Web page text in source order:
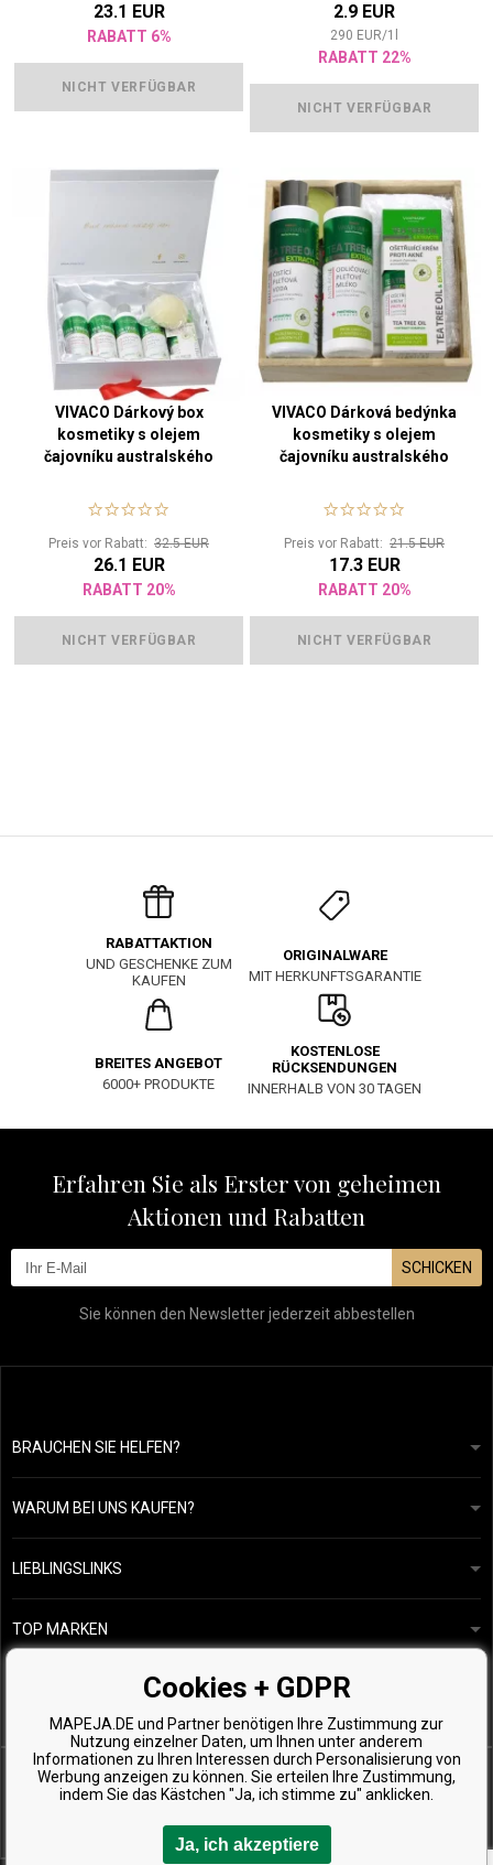
23.1 EUR
RABATT 6%
NICHT VERFÜGBAR
2.9 EUR
290 EUR/1
RABATT 22%
NICHT VERFÜGBAR
VIVACO Dárkový box
kosmetiky s olejem
čajovníku australského
Preis vor Rabatt: 32.5 EUR
26.1 EUR
RABATT 20%
NICHT VERFÜGBAR
VIVACO Dárková bedýnka
kosmetiky s olejem
čajovníku australského
Preis vor Rabatt: 21.5 EUR
17.3 EUR
RABATT 20%
NICHT VERFÜGBAR
RABATTAKTION
UND GESCHENKE ZUM
KAUFEN
ORIGINALWARE
MIT HERKUNFTSGARANTIE
BREITES ANGEBOT
6000+ PRODUKTE
KOSTENLOSE
RÜCKSENDUNGEN
INNERHALB VON 30 TAGEN
Erfahren Sie als Erster von geheimen
Aktionen und Rabatten
SCHICKEN
Sie können den Newsletter jederzeit abbestellen
BRAUCHEN SIE HELFEN?
info@mapeja.de
Wir werden innerhalb von 24 Stunden antworten.
WARUM BEI UNS KAUFEN?
Allgemeine geschäftsbedingungen
Datenschutzerklärung
Übersicht über Zahlungen und Versand
Rückgabe von Waren
LIEBLINGSLINKS
Unsere Geschichte
Kostenlose Produktproben
TOP MARKEN
Kérastase
Wella Professionals
Zenz Organic
Cookies + GDPR
MAPEJA.DE und Partner benötigen Ihre Zustimmung zur
Nutzung einzelner Daten, um Ihnen unter anderem
Informationen zu Ihren Interessen durch Personalisierung von
Werbung anzeigen zu können. Sie erteilen Ihre Zustimmung,
indem Sie das Kästchen "Ja, ich stimme zu" anklicken.
Ja, ich akzeptiere